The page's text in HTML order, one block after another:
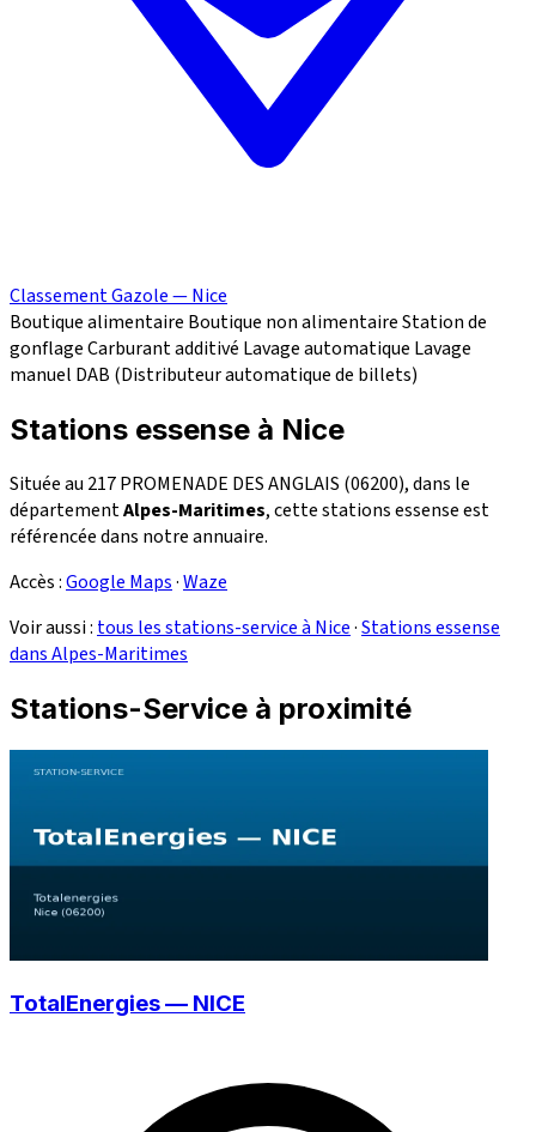
Classement Gazole — Nice
Boutique alimentaire Boutique non alimentaireStation de
gonflageCarburant additivé Lavage automatique Lavage
manuel DAB (Distributeur automatique de billets)
Stations essense à Nice
Située au 217 PROMENADE DES ANGLAIS (06200), dans le
départementAlpes-Maritimes, cette stations essense est
référencée dans notre annuaire.
Accès :Google Maps·Waze
Voir aussi : tous les stations-service à Nice·Stations essense
dans Alpes-Maritimes
Stations-Service à proximité
TotalEnergies — NICE